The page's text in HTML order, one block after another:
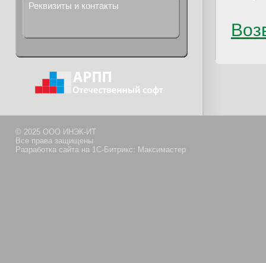
Реквизиты и контакты
© 2025 ООО ИНЭК-ИТ
Все права защищены
Разработка сайта на 1С-Битрикс: Максимастер